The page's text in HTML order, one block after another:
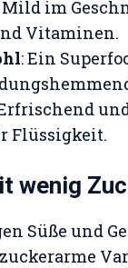
Mild im
Vitaminen.
: Ein
Flüssigkeit.
wenig
Süße und